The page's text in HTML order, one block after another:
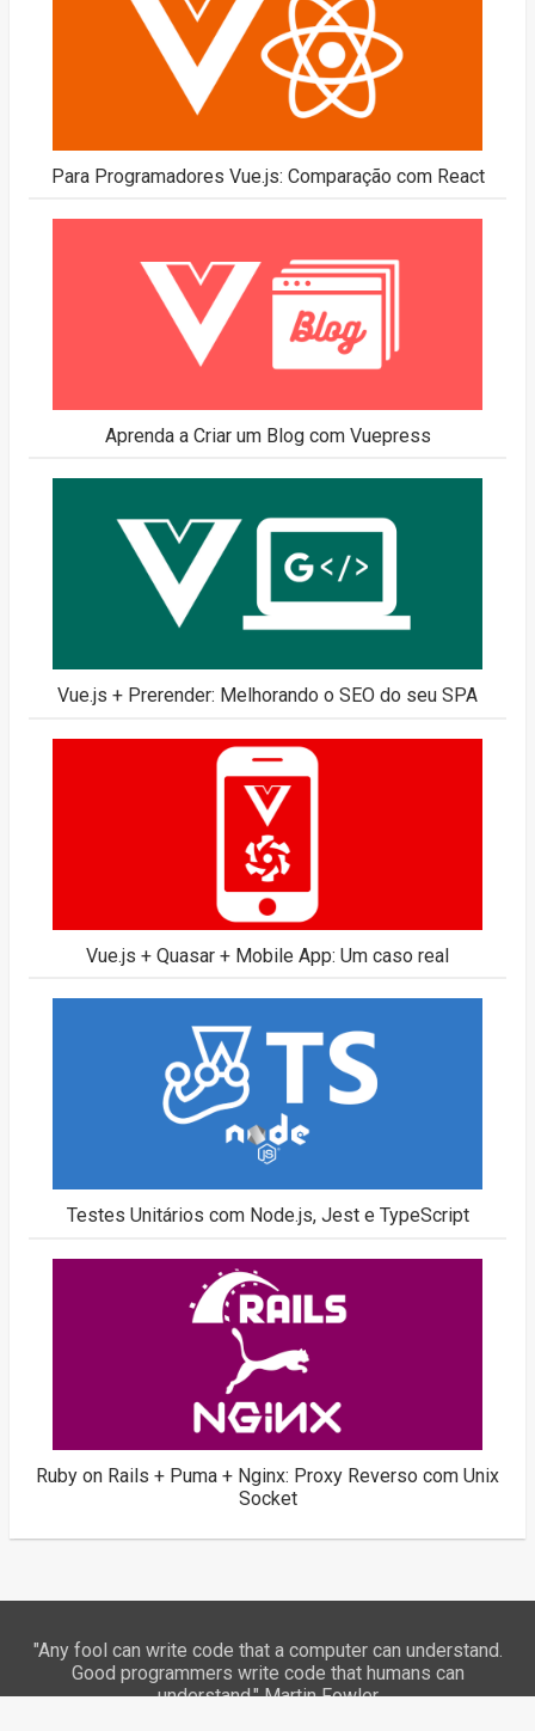
Para Programadores Vue.js: Comparação com React
Aprenda a Criar um Blog com Vuepress
Vue.js + Prerender: Melhorando o SEO do seu SPA
Vue.js + Quasar + Mobile App: Um caso real
Testes Unitários com Node.js, Jest e TypeScript
Ruby on Rails + Puma + Nginx: Proxy Reverso com Unix
Socket
"Any fool can write code that a computer can understand.
Good programmers write code that humans can
understand." Martin Fowler